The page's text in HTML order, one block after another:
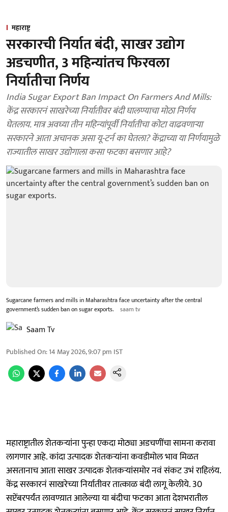
महाराष्ट्र
सरकारची निर्यात बंदी, साखर उद्योग
अडचणीत, 3 महिन्यांतच फिरवला
निर्यातीचा निर्णय
India Sugar Export Ban Impact On Farmers And Mills:
केंद्र सरकारनं साखरेच्या निर्यातीवर बंदी घालण्याचा मोठा निर्णय
घेतलाय. मात्र अवघ्या तीन महिन्यांपूर्वी निर्यातीचा कोटा वाढवणाऱ्या
सरकारने आता अचानक असा यू-टर्न का घेतला? केंद्राच्या या निर्णयामुळे
राज्यातील साखर उद्योगाला कसा फटका बसणार आहे?
Sugarcane farmers and mills in Maharashtra face uncertainty after the central
government’s sudden ban on sugar exports.
saam tv
Saam Tv
Published On:14 May 2026, 9:07 pm IST
महाराष्ट्रातील शेतकऱ्यांना पुन्हा एकदा मोठ्या अडचणींचा सामना करावा
लागणार आहे. कांदा उत्पादक शेतकऱ्यांना कवडीमोल भाव मिळत
असतानाच आता साखर उत्पादक शेतकऱ्यांसमोर नवं संकट उभं राहिलंय.
केंद्र सरकारनं साखरेच्या निर्यातीवर तात्काळ बंदी लागू केलीये. 30
सप्टेंबरपर्यंत लावण्य़ात आलेल्या या बंदीचा फटका आता देशभरातील